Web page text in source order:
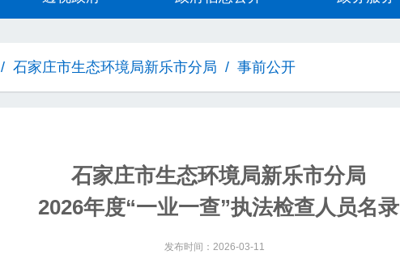
/ 石家庄市生态环境局新乐市分局 / 事前公开
石家庄市生态环境局新乐市分局
2026年度“一业一查”执法检查人员名录
发布时间：2026-03-11